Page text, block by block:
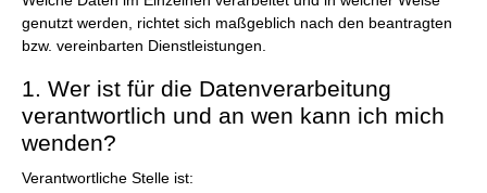
genutzt werden, richtet sich maßgeblich nach den beantragten
bzw. vereinbarten Dienstleistungen.
1. Wer ist für die Datenverarbeitung
verantwortlich und an wen kann ich mich
wenden?
Verantwortliche Stelle ist: